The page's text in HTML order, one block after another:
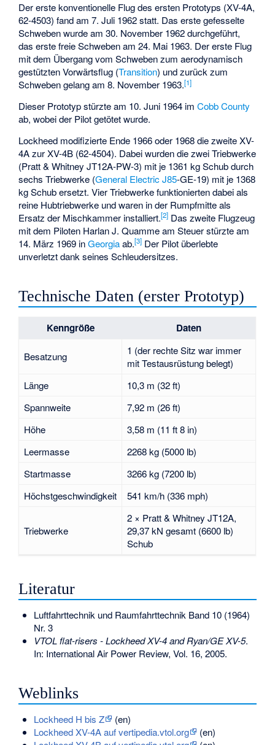
Der erste konventionelle Flug des ersten Prototyps (XV-4A,
62-4503) fand am 7. Juli 1962 statt. Das erste gefesselte
Schweben wurde am 30. November 1962 durchgeführt,
das erste freie Schweben am 24. Mai 1963. Der erste Flug
mit dem Übergang vom Schweben zum aerodynamisch
gestützten Vorwärtsflug (Transition) und zurück zum
Schweben gelang am 8. November 1963.[1]
Dieser Prototyp stürzte am 10. Juni 1964 imCobb County
ab, wobei der Pilot getötet wurde.
Lockheed modifizierte Ende 1966 oder 1968 die zweite XV-
4A zur XV-4B (62-4504). Dabei wurden die zwei Triebwerke
(Pratt & Whitney JT12A-PW-3) mit je 1361 kg Schub durch
sechs Triebwerke (General Electric J85-GE-19) mit je 1368
kg Schub ersetzt. Vier Triebwerke funktionierten dabei als
reine Hubtriebwerke und waren in der Rumpfmitte als
Ersatz der Mischkammer installiert.[2] Das zweite Flugzeug
mit dem Piloten Harlan J. Quamme am Steuer stürzte am
14. März 1969 inGeorgiaab.[3] Der Pilot überlebte
unverletzt dank seines Schleudersitzes.
Technische Daten (erster Prototyp)
Kenngröße Daten
Besatzung
1 (der rechte Sitz war immer
mit Testausrüstung belegt)
Länge
10,3 m (32 ft)
Spannweite
7,92 m (26 ft)
Höhe
3,58 m (11 ft 8 in)
Leermasse
2268 kg (5000 lb)
Startmasse
3266 kg (7200 lb)
Höchstgeschwindigkeit
541 km/h (336 mph)
Triebwerke
2 × Pratt & Whitney JT12A,
29,37 kN gesamt (6600 lb)
Schub
Literatur
Luftfahrttechnik und Raumfahrttechnik Band 10 (1964)
Nr. 3
VTOL flat-risers - Lockheed XV-4 and Ryan/GE XV-5.
In: International Air Power Review, Vol. 16, 2005.
Weblinks
Lockheed H bis Z
(en)
Lockheed XV-4A auf vertipedia.vtol.org
(en)